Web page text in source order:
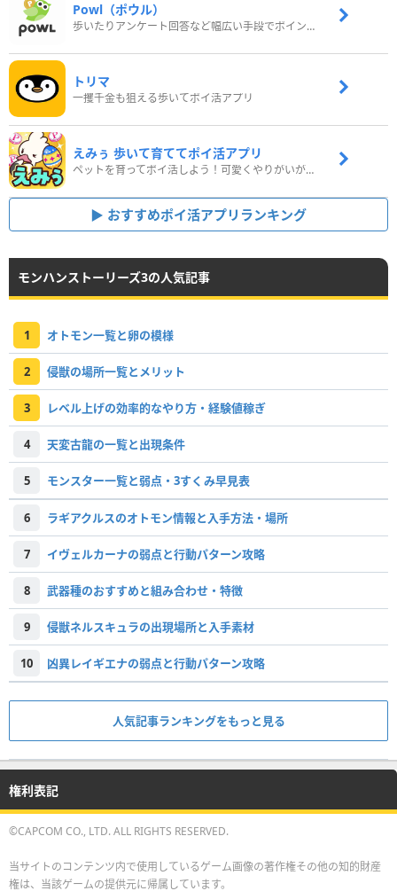
Powl（ポウル）
歩いたりアンケート回答など幅広い手段でポイントをゲット
トリマ
一攫千金も狙える歩いてポイ活アプリ
えみぅ 歩いて育ててポイ活アプリ
ペットを育ってポイ活しよう！可愛くやりがいがある新感覚アプリ
おすすめポイ活アプリランキング
モンハンストーリーズ3の人気記事
1 オトモン一覧と卵の模様
2 侵獣の場所一覧とメリット
3 レベル上げの効率的なやり方・経験値稼ぎ
4 天変古龍の一覧と出現条件
5 モンスター一覧と弱点・3すくみ早見表
6 ラギアクルスのオトモン情報と入手方法・場所
7 イヴェルカーナの弱点と行動パターン攻略
8 武器種のおすすめと組み合わせ・特徴
9 侵獣ネルスキュラの出現場所と入手素材
10 凶異レイギエナの弱点と行動パターン攻略
人気記事ランキングをもっと見る
権利表記
©CAPCOM CO., LTD. ALL RIGHTS RESERVED.
当サイトのコンテンツ内で使用しているゲーム画像の著作権その他の知的財産
権は、当該ゲームの提供元に帰属しています。